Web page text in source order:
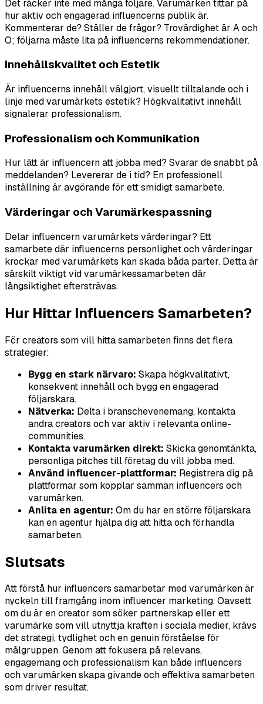
Det räcker inte med många följare. Varumärken tittar på
hur aktiv och engagerad influencerns publik är.
Kommenterar de? Ställer de frågor? Trovärdighet är A och
O; följarna måste lita på influencerns rekommendationer.
Innehållskvalitet och Estetik
Är influencerns innehåll välgjort, visuellt tilltalande och i
linje med varumärkets estetik? Högkvalitativt innehåll
signalerar professionalism.
Professionalism och Kommunikation
Hur lätt är influencern att jobba med? Svarar de snabbt på
meddelanden? Levererar de i tid? En professionell
inställning är avgörande för ett smidigt samarbete.
Värderingar och Varumärkespassning
Delar influencern varumärkets värderingar? Ett
samarbete där influencerns personlighet och värderingar
krockar med varumärkets kan skada båda parter. Detta är
särskilt viktigt vid varumärkessamarbeten där
långsiktighet eftersträvas.
Hur Hittar Influencers Samarbeten?
För creators som vill hitta samarbeten finns det flera
strategier:
Bygg en stark närvaro: Skapa högkvalitativt,
konsekvent innehåll och bygg en engagerad
följarskara.
Nätverka: Delta i branschevenemang, kontakta
andra creators och var aktiv i relevanta online-
communities.
Kontakta varumärken direkt: Skicka genomtänkta,
personliga pitches till företag du vill jobba med.
Använd influencer-plattformar: Registrera dig på
plattformar som kopplar samman influencers och
varumärken.
Anlita en agentur: Om du har en större följarskara
kan en agentur hjälpa dig att hitta och förhandla
samarbeten.
Slutsats
Att förstå hur influencers samarbetar med varumärken är
nyckeln till framgång inom influencer marketing. Oavsett
om du är en creator som söker partnerskap eller ett
varumärke som vill utnyttja kraften i sociala medier, krävs
det strategi, tydlighet och en genuin förståelse för
målgruppen. Genom att fokusera på relevans,
engagemang och professionalism kan både influencers
och varumärken skapa givande och effektiva samarbeten
som driver resultat.